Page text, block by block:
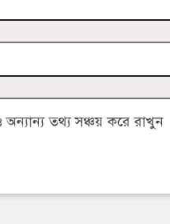
তথ্য সঞ্চয় করে রাখুন